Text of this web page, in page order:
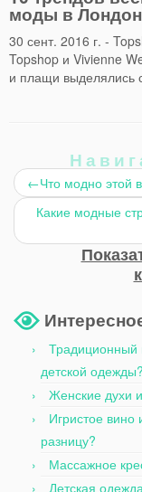
моды в
30 сент. 2016 г. -
Topshop и Vivienne
и плащи выделялись
←Что модно этой
Какие модные
Традиционный
детской одежды?
Женские духи
Игристое
разницу?
Массажное
Детская